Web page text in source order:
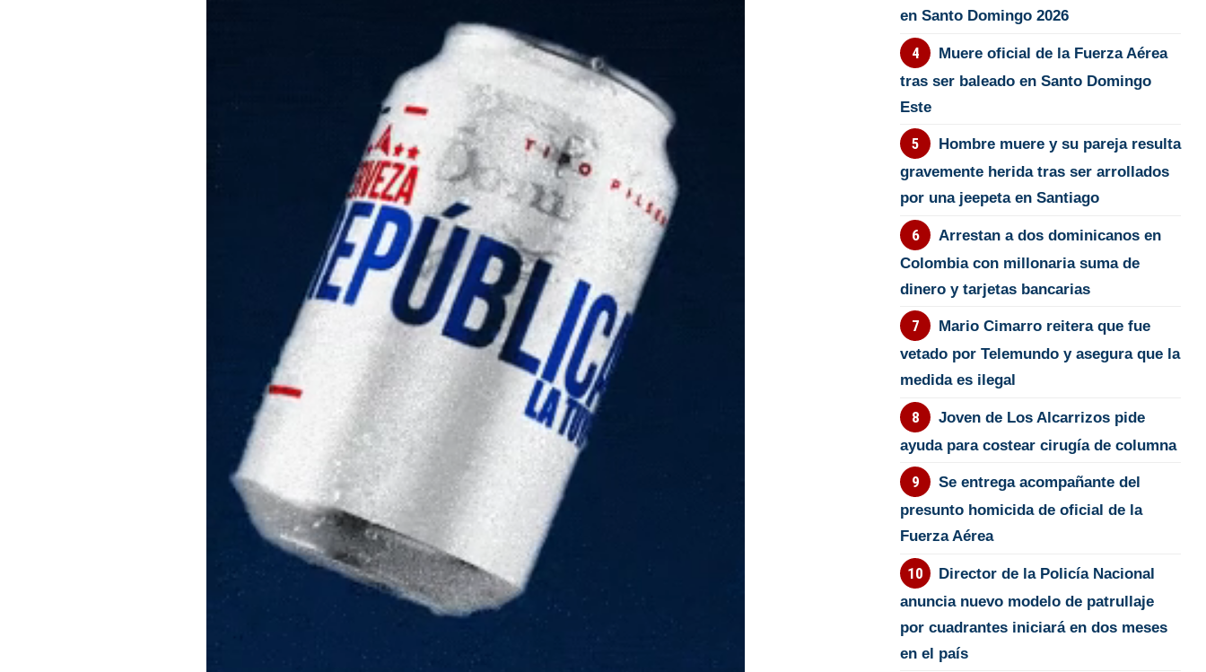
en Santo Domingo 2026
Muere oficial de la Fuerza Aérea
tras ser baleado en Santo Domingo
Este
Hombre muere y su pareja resulta
gravemente herida tras ser arrollados
por una jeepeta en Santiago
Arrestan a dos dominicanos en
Colombia con millonaria suma de
dinero y tarjetas bancarias
Mario Cimarro reitera que fue
vetado por Telemundo y asegura que la
medida es ilegal
Joven de Los Alcarrizos pide
ayuda para costear cirugía de columna
Se entrega acompañante del
presunto homicida de oficial de la
Fuerza Aérea
Director de la Policía Nacional
anuncia nuevo modelo de patrullaje
por cuadrantes iniciará en dos meses
en el país